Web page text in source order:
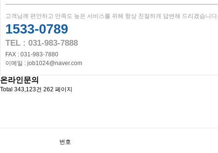
고객님께 편안하고 만족도 높은 서비스를 위해 항상 친절하게 답변해 드리겠습니다.
1533-0789
TEL : 031-983-7888
FAX : 031-983-7880
이메일 : job1024@naver.com
온라인문의
Total 343,123건 262 페이지
번호